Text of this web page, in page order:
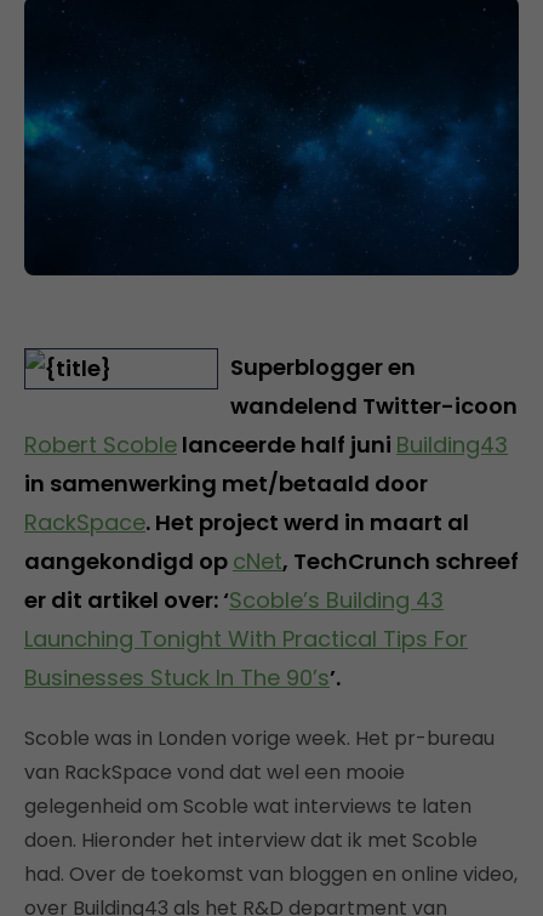
Superblogger en
wandelend Twitter-icoon
Robert Scoble lanceerde half juni Building43
in samenwerking met/betaald door
RackSpace. Het project werd in maart al
aangekondigd op cNet, TechCrunch schreef
er dit artikel over: ‘Scoble’s Building 43
Launching Tonight With Practical Tips For
Businesses Stuck In The 90’s’.
Scoble was in Londen vorige week. Het pr-bureau
van RackSpace vond dat wel een mooie
gelegenheid om Scoble wat interviews te laten
doen. Hieronder het interview dat ik met Scoble
had. Over de toekomst van bloggen en online video,
over Building43 als het R&D department van